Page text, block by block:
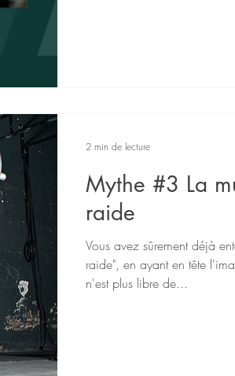
Mythe #3 La
raide
Vous avez sûrement déjà
raide", en ayant en tête
n'est plus libre de...
2 min de lecture